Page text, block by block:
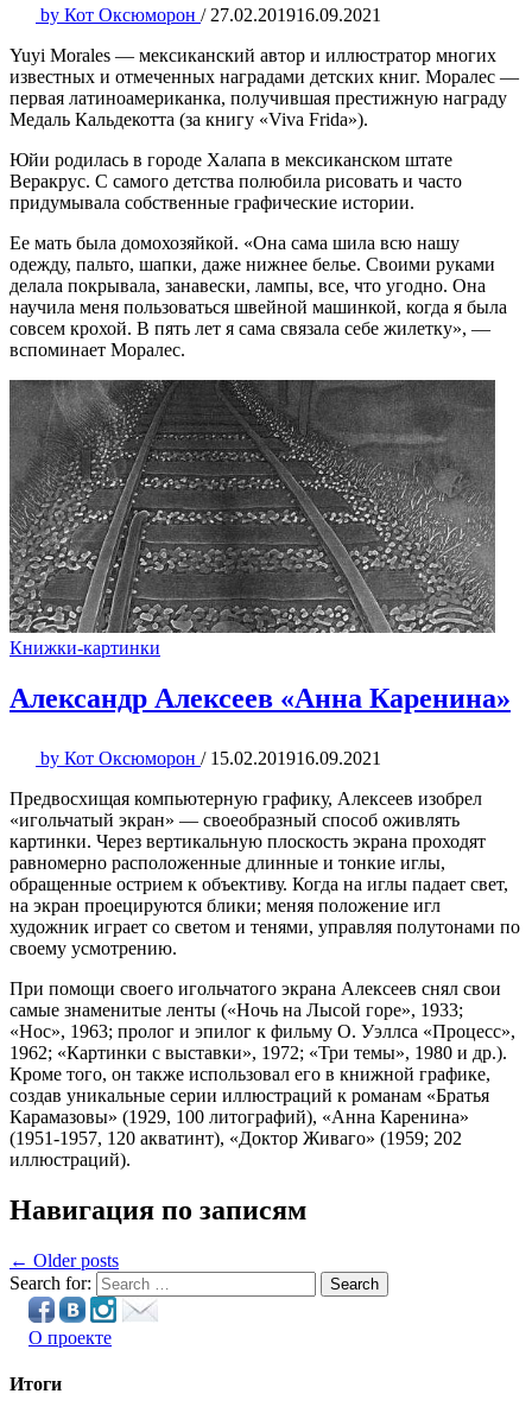
by Кот Оксюморон / 27.02.201916.09.2021
Yuyi Morales — мексиканский автор и иллюстратор многих
известных и отмеченных наградами детских книг. Моралес —
первая латиноамериканка, получившая престижную награду
Медаль Кальдекотта (за книгу «Viva Frida»).
Юйи родилась в городе Халапа в мексиканском штате
Веракрус. С самого детства полюбила рисовать и часто
придумывала собственные графические истории.
Ее мать была домохозяйкой. «Она сама шила всю нашу
одежду, пальто, шапки, даже нижнее белье. Своими руками
делала покрывала, занавески, лампы, все, что угодно. Она
научила меня пользоваться швейной машинкой, когда я была
совсем крохой. В пять лет я сама связала себе жилетку», —
вспоминает Моралес.
Книжки-картинки
Александр Алексеев «Анна Каренина»
by Кот Оксюморон / 15.02.201916.09.2021
Предвосхищая компьютерную графику, Алексеев изобрел
«игольчатый экран» — своеобразный способ оживлять
картинки. Через вертикальную плоскость экрана проходят
равномерно расположенные длинные и тонкие иглы,
обращенные острием к объективу. Когда на иглы падает свет,
на экран проецируются блики; меняя положение игл
художник играет со светом и тенями, управляя полутонами по
своему усмотрению.
При помощи своего игольчатого экрана Алексеев снял свои
самые знаменитые ленты («Ночь на Лысой горе», 1933;
«Нос», 1963; пролог и эпилог к фильму О. Уэллса «Процесс»,
1962; «Картинки с выставки», 1972; «Три темы», 1980 и др.).
Кроме того, он также использовал его в книжной графике,
создав уникальные серии иллюстраций к романам «Братья
Карамазовы» (1929, 100 литографий), «Анна Каренина»
(1951-1957, 120 акватинт), «Доктор Живаго» (1959; 202
иллюстраций).
Навигация по записям
← Older posts
Search for:
Search
О проекте
Итоги